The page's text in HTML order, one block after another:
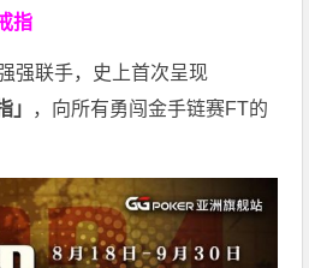
指
强联手，史上首次呈现
」 ，向所有勇闯金手链赛FT的